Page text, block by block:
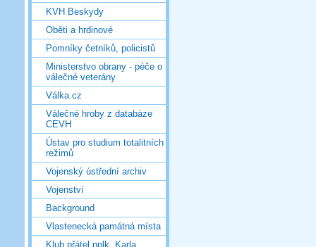
KVH Beskydy
Oběti a hrdinové
Pomníky četníků, policistů
Ministerstvo obrany - péče o
válečné veterány
Válka.cz
Válečné hroby z databáze
CEVH
Ústav pro studium totalitních
režimů
Vojenský ústřední archiv
Vojenství
Background
Vlastenecká památná místa
Klub přátel pplk. Karla